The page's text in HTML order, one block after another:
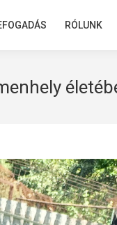
RÓLUNK
RÓLUNK